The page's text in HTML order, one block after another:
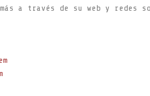
a través de su web y redes